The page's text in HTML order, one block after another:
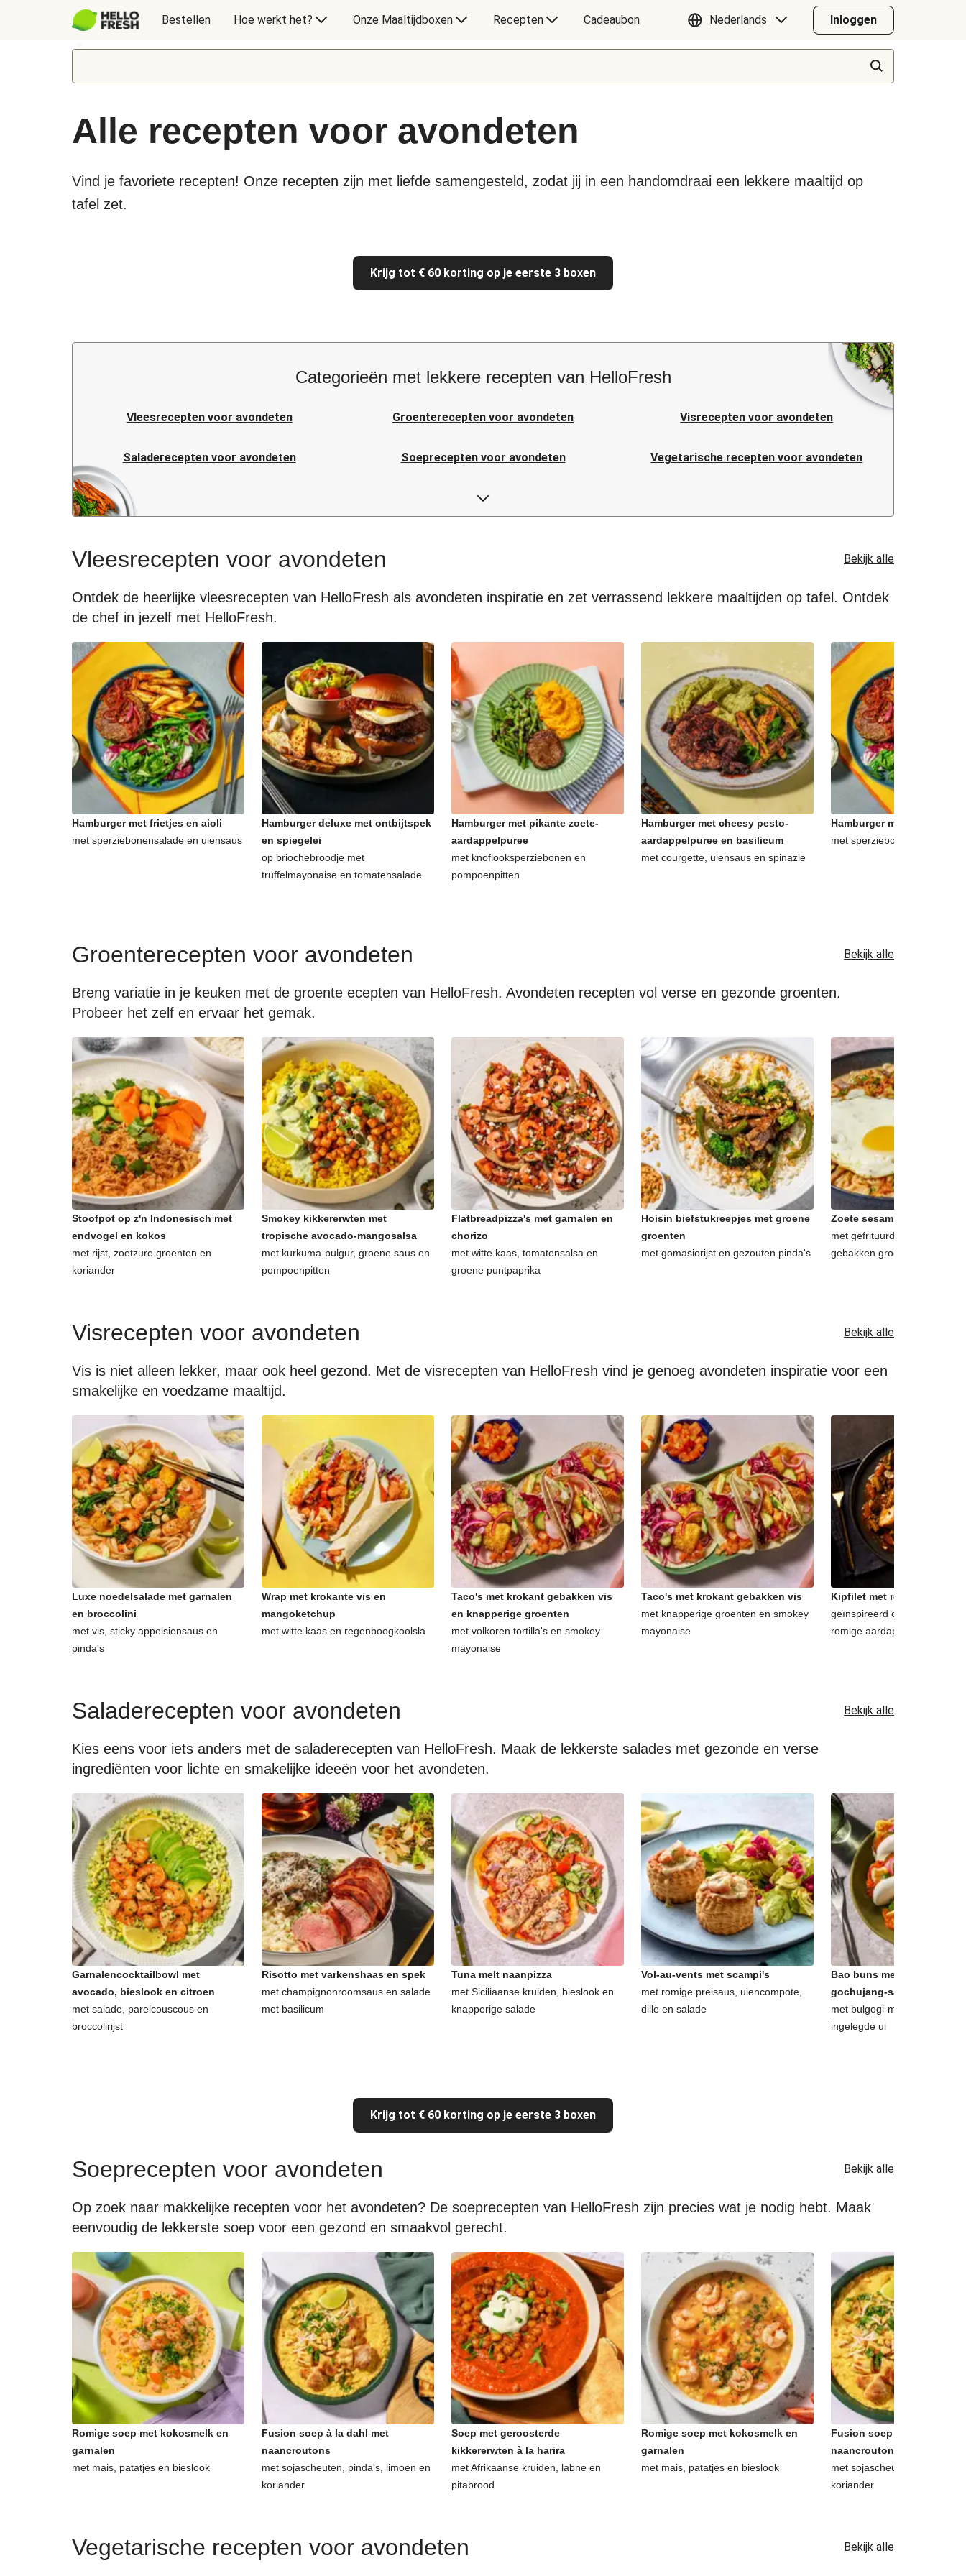
Bestellen Hoe werkt het? Onze Maaltijdboxen Recepten Cadeaubon Nederlands Inloggen
Alle recepten voor avondeten
Vind je favoriete recepten! Onze recepten zijn met liefde samengesteld, zodat jij in een handomdraai een lekkere maaltijd op
tafel zet.
Krijg tot € 60 korting op je eerste 3 boxen
Categorieën met lekkere recepten van HelloFresh
Vleesrecepten voor avondeten Groenterecepten voor avondeten Visrecepten voor avondeten
Saladerecepten voor avondeten Soeprecepten voor avondeten Vegetarische recepten voor avondeten
Pastarecepten voor avondeten Rijstrecepten voor avondeten
Vleesrecepten voor avondeten Bekijk alle
Ontdek de heerlijke vleesrecepten van HelloFresh als avondeten inspiratie en zet verrassend lekkere maaltijden op tafel. Ontdek
de chef in jezelf met HelloFresh.
Hamburger met frietjes en aioli
met sperziebonensalade en uiensaus
Hamburger deluxe met ontbijtspek
en spiegelei
op briochebroodje met
truffelmayonaise en tomatensalade
Hamburger met pikante zoete-
aardappelpuree
met knoflooksperziebonen en
pompoenpitten
Hamburger met cheesy pesto-
aardappelpuree en basilicum
met courgette, uiensaus en spinazie
Hamburger met frietjes en
met sperziebonensalade en
Groenterecepten voor avondeten Bekijk alle
Breng variatie in je keuken met de groente ecepten van HelloFresh. Avondeten recepten vol verse en gezonde groenten.
Probeer het zelf en ervaar het gemak.
Stoofpot op z'n Indonesisch met
endvogel en kokos
met rijst, zoetzure groenten en
koriander
Smokey kikkererwten met
tropische avocado-mangosalsa
met kurkuma-bulgur, groene saus en
pompoenpitten
Flatbreadpizza's met garnalen en
chorizo
met witte kaas, tomatensalsa en
groene puntpaprika
Hoisin biefstukreepjes met groene
groenten
met gomasiorijst en gezouten pinda's
Zoete sesamnoedels met
met gefrituurde uitjes,
gebakken groenten
Visrecepten voor avondeten Bekijk alle
Vis is niet alleen lekker, maar ook heel gezond. Met de visrecepten van HelloFresh vind je genoeg avondeten inspiratie voor een
smakelijke en voedzame maaltijd.
Luxe noedelsalade met garnalen
en broccolini
met vis, sticky appelsiensaus en
pinda's
Wrap met krokante vis en
mangoketchup
met witte kaas en regenboogkoolsla
Taco's met krokant gebakken vis
en knapperige groenten
met volkoren tortilla's en smokey
mayonaise
Taco's met krokant gebakken vis
met knapperige groenten en smokey
mayonaise
Kipfilet met rodewijnstoof
geïnspireerd op coq au vin,
romige aardappelpuree
Saladerecepten voor avondeten Bekijk alle
Kies eens voor iets anders met de saladerecepten van HelloFresh. Maak de lekkerste salades met gezonde en verse
ingrediënten voor lichte en smakelijke ideeën voor het avondeten.
Garnalencocktailbowl met
avocado, bieslook en citroen
met salade, parelcouscous en
broccolirijst
Risotto met varkenshaas en spek
met champignonroomsaus en salade
met basilicum
Tuna melt naanpizza
met Siciliaanse kruiden, bieslook en
knapperige salade
Vol-au-vents met scampi's
met romige preisaus, uiencompote,
dille en salade
Bao buns met halloumi en
gochujang-salade
met bulgogi-mayonaise,
ingelegde ui
Krijg tot € 60 korting op je eerste 3 boxen
Soeprecepten voor avondeten Bekijk alle
Op zoek naar makkelijke recepten voor het avondeten? De soeprecepten van HelloFresh zijn precies wat je nodig hebt. Maak
eenvoudig de lekkerste soep voor een gezond en smaakvol gerecht.
Romige soep met kokosmelk en
garnalen
met mais, patatjes en bieslook
Fusion soep à la dahl met
naancroutons
met sojascheuten, pinda's, limoen en
koriander
Soep met geroosterde
kikkererwten à la harira
met Afrikaanse kruiden, labne en
pitabrood
Romige soep met kokosmelk en
garnalen
met mais, patatjes en bieslook
Fusion soep à la dahl met
naancroutons
met sojascheuten, pinda's,
koriander
Vegetarische recepten voor avondeten Bekijk alle